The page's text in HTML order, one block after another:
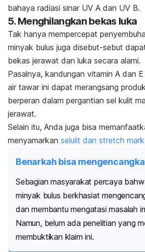
bahaya radiasi sinar UV A dan UV B.
5. Menghilangkan bekas luka
Tak hanya mempercepat
minyak bulus juga disebut-sebut
bekas jerawat dan luka secara alami.
Pasalnya, kandungan vitamin A dan
air tawar ini dapat merangsang
berperan dalam pergantian sel kulit
jerawat.
Selain itu, Anda juga bisa
menyamarkan selulit dan stretch mark
Benarkah bisa
Sebagian masyarakat percaya
minyak bulus berkhasiat
dan membantu mengatasi masalah
Namun, belum ada penelitian yang
membuktikan klaim ini.